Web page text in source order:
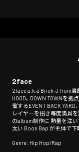
2face
2face a.k.a Brick-J from糞
HOOD､ DOWN TOWNを
催するEVENT BACK
レイヤーを招き毎度満員
のalbum制作に 熱量を注
太い Boon Bap が主体で下
Genre: Hip Hop/Rap